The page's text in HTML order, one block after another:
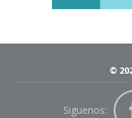
©
Siguenos: